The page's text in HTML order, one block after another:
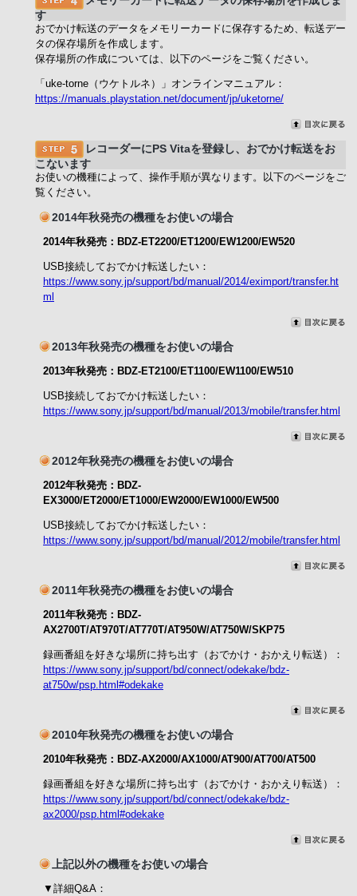
す
おでかけ転送のデータをメモリーカードに保存するため、転送デー
タの保存場所を作成します。
保存場所の作成については、以下のページをご覧ください。
「uke-torne（ウケトルネ）」オンラインマニュアル：
https://manuals.playstation.net/document/jp/uketorne/
レコーダーにPS Vitaを登録し、おでかけ転送をお
こないます
お使いの機種によって、操作手順が異なります。以下のページをご
覧ください。
2014年秋発売の機種をお使いの場合
2014年秋発売：BDZ-ET2200/ET1200/EW1200/EW520
USB接続しておでかけ転送したい：
https://www.sony.jp/support/bd/manual/2014/eximport/transfer.ht
ml
2013年秋発売の機種をお使いの場合
2013年秋発売：BDZ-ET2100/ET1100/EW1100/EW510
USB接続しておでかけ転送したい：
https://www.sony.jp/support/bd/manual/2013/mobile/transfer.html
2012年秋発売の機種をお使いの場合
2012年秋発売：BDZ-
EX3000/ET2000/ET1000/EW2000/EW1000/EW500
USB接続しておでかけ転送したい：
https://www.sony.jp/support/bd/manual/2012/mobile/transfer.html
2011年秋発売の機種をお使いの場合
2011年秋発売：BDZ-
AX2700T/AT970T/AT770T/AT950W/AT750W/SKP75
録画番組を好きな場所に持ち出す（おでかけ・おかえり転送）：
https://www.sony.jp/support/bd/connect/odekake/bdz-
at750w/psp.html#odekake
2010年秋発売の機種をお使いの場合
2010年秋発売：BDZ-AX2000/AX1000/AT900/AT700/AT500
録画番組を好きな場所に持ち出す（おでかけ・おかえり転送）：
https://www.sony.jp/support/bd/connect/odekake/bdz-
ax2000/psp.html#odekake
上記以外の機種をお使いの場合
▼詳細Q&A：